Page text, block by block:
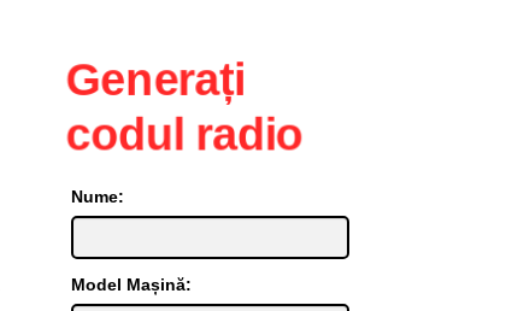
Generați
codul radio
Nume:
Model Mașină: